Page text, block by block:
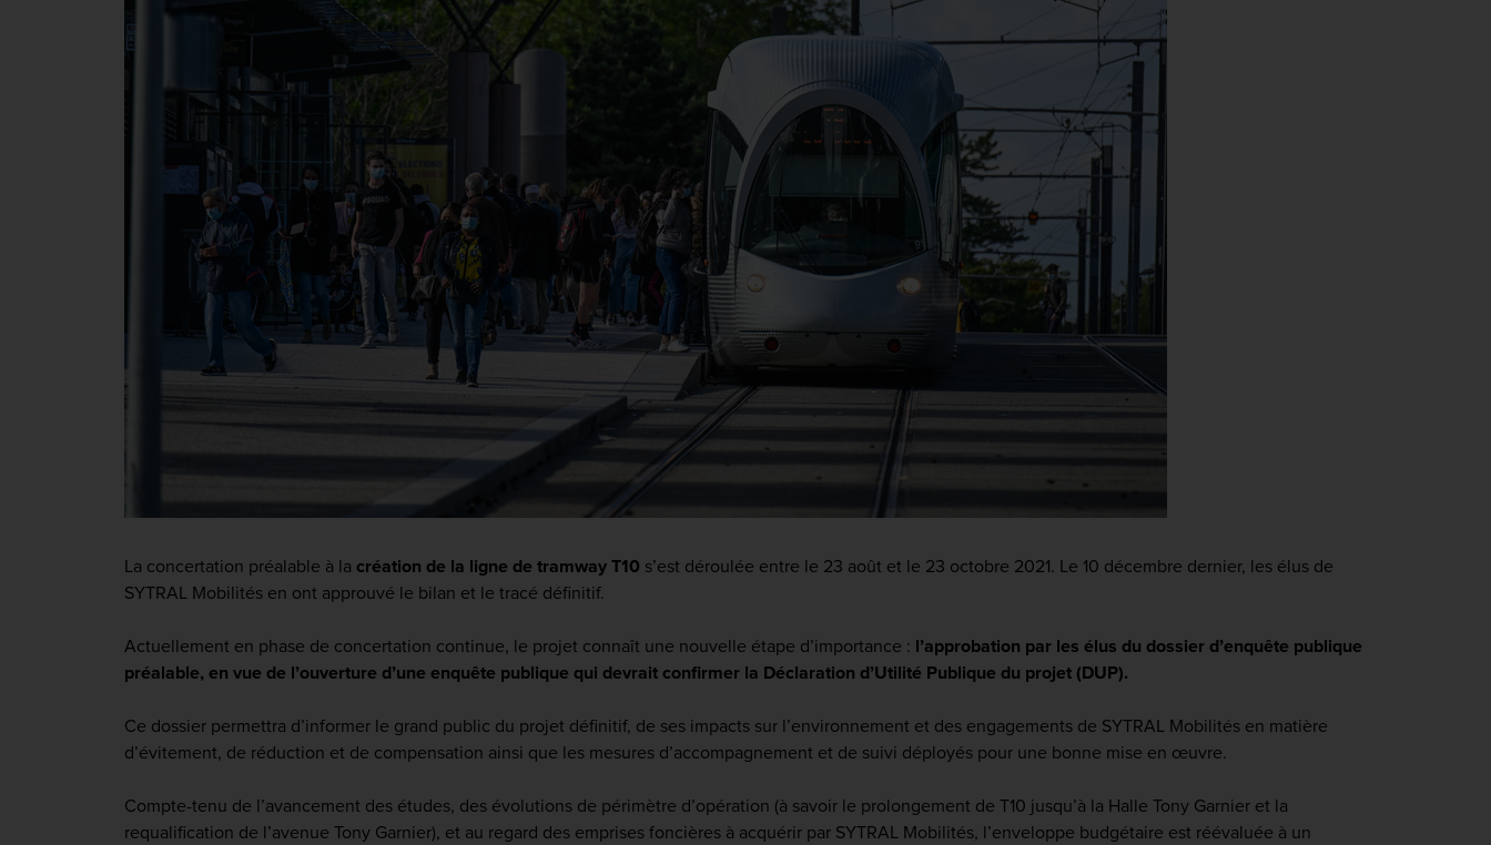
La concertation préalable à la création de la ligne de tramway T10 s’est déroulée entre le 23 août et le 23 octobre 2021. Le 10 décembre dernier, les élus de
SYTRAL Mobilités en ont approuvé le bilan et le tracé définitif.
Actuellement en phase de concertation continue, le projet connaît une nouvelle étape d’importance : l’approbation par les élus du dossier d’enquête publique
préalable, en vue de l’ouverture d’une enquête publique qui devrait confirmer la Déclaration d’Utilité Publique du projet (DUP).
Ce dossier permettra d’informer le grand public du projet définitif, de ses impacts sur l’environnement et des engagements de SYTRAL Mobilités en matière
d’évitement, de réduction et de compensation ainsi que les mesures d’accompagnement et de suivi déployés pour une bonne mise en œuvre.
Compte-tenu de l’avancement des études, des évolutions de périmètre d’opération (à savoir le prolongement de T10 jusqu’à la Halle Tony Garnier et la
requalification de l’avenue Tony Garnier), et au regard des emprises foncières à acquérir par SYTRAL Mobilités, l’enveloppe budgétaire est réévaluée à un